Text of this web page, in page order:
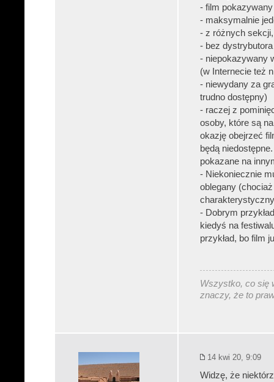
- film
- maksymalnie
- z różnych
- bez dystrybutora
- niepokazywany
(w Internecie też
- niewydany za
trudno dostępny)
- raczej z
osoby, które są
okazję obejrzeć
będą
pokazane na
- Niekoniecznie
oblegany
- Dobrym
kiedyś na
przykład, bo film
Wszystko, co się
znaczy, że to
14 kwi 20, 9:09
Widzę, że